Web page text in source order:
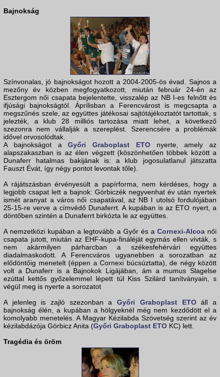
Bajnokság
Színvonalas, jó bajnokságot hozott a 2004-2005-ös évad. Sajnos a
mezőny év közben megfogyatkozott, miután február 24-én az
Esztergom női csapata bejelentette, visszalép az NB I-es felnőtt és
ifjúsági bajnokságtól. Áprilisban a Ferencvárost is megcsapta a
megszűnés szele, az együttes játékosai sajtótájékoztatót tartottak, s
jelezték, a klub 28 milliós tartozása miatt lehet, a következő
szezonra nem vállalják a szereplést. Szerencsére a problémák
idővel orvosolódtak.
A bajnokságot aGyőri Graboplast ETOnyerte, amely az
alapszakaszban is az élen végzett (köszönhetően többek között a
Dunaferr hatalmas bakijának is: a klub jogosulatlanul játszatta
Fauszt Évát, így négy pontot levontak tőle).
A rájátszásban érvényesült a papírforma, nem kérdéses, hogy a
legjobb csapat lett a bajnok: Görbiczék negyvenhat év után nyertek
ismét aranyat a város női csapatával, az NB I utolsó fordulójában
25-15-re verve a címvédő Dunaferrt. A kupában is az ETO nyert, a
döntőben szintén a Dunaferrt birkózta le az együttes.
A nemzetközi kupában a legtovább a Győr és a Cornexi-Alcoanői
csapata jutott, miután az EHF-kupa-fináléját egymás ellen vívták, s
nem akármilyen párharcban a székesfehérvári együttes
diadalmaskodott. A Ferencváros ugyanebben a sorozatban az
elődöntőig menetelt (éppen a Cornexi búcsúztatta), de négy között
volt a Dunaferr is a Bajnokok Ligájában, ám a mumus Slagelse
ezúttal kettős győzelemmel lépett túl Kiss Szilárd tanítványain, s
végül meg is nyerte a sorozatot
A jelenleg is zajló szezonban aGyőri Graboplast ETOáll a
bajnokság élén, a kupában a hölgyeknél még nem kezdődött el a
komolyabb menetelés. A Magyar Kézilabda Szövetség szerint az év
kézilabdázója Görbicz Anita (Győri Graboplast ETO KC) lett.
Tragédia és öröm